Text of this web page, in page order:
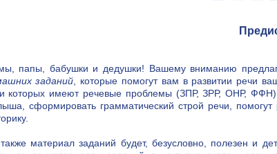
папы, бабушки и дедушки! Вашему вниманию
заданий , которые помогут вам в развитии речи
которых имеют речевые проблемы (ЗПР, ЗРР, ОНР,
сформировать грамматический строй речи,
материал заданий будет, безусловно, полезен и